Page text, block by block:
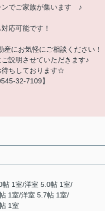
ンでご家族が集います ♪
応可能です！
産にお気軽にご相談ください！
説明させていただきます♪
待ちしております☆
32-7109】
帖 1室/洋室 5.0帖 1室/
1室/洋室 5.7帖 1室/
1室